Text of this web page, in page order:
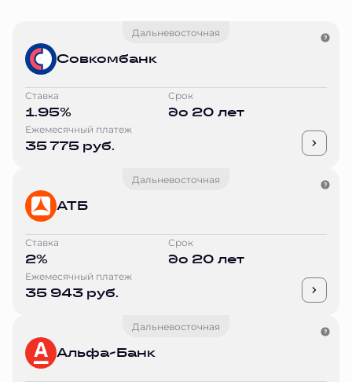
Дальневосточная
Совкомбанк
Ставка
1.95%
Срок
до 20 лет
Ежемесячный платеж
35 775 руб.
Дальневосточная
АТБ
Ставка
2%
Срок
до 20 лет
Ежемесячный платеж
35 943 руб.
Дальневосточная
Альфа-Банк